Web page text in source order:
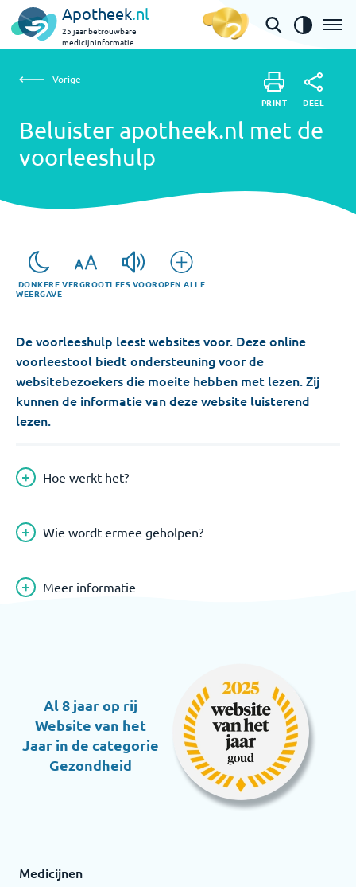
Apotheek.nl
25 jaar betrouwbare
medicijninformatie
Beluister apotheek.nl met de voorleeshulp
DEEL
Vorige
Beluister apotheek.nl met de
voorleeshulp
PRINT DEEL
DONKERE
WEERGAVE
VERGROOTLEES VOOROPEN ALLE
De voorleeshulp leest websites voor. Deze online
voorleestool biedt ondersteuning voor de
websitebezoekers die moeite hebben met lezen. Zij
kunnen de informatie van deze website luisterend
lezen.
Hoe werkt het?
Wie wordt ermee geholpen?
Meer informatie
Al 8 jaar op rij
Website van het
Jaar in de categorie
Gezondheid
Medicijnen